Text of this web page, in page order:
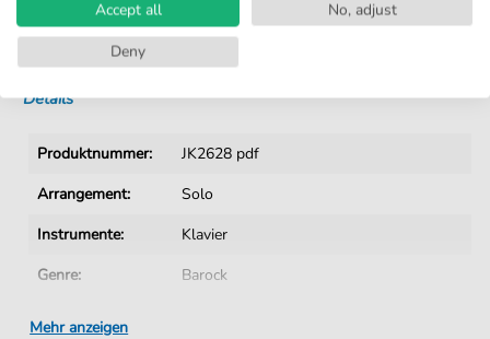
Kein Abo. Fairer Einzelkauf.
Sofortiger Download nach Kauf
Details
Produktnummer:
JK2628 pdf
Arrangement:
Solo
Instrumente:
Klavier
Genre:
Barock
Ära:
Mehr anzeigen
Accept all
No, adjust
Deny